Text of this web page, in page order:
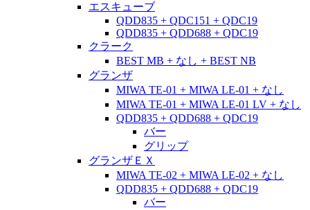
エスキューブ
QDD835 + QDC151 + QDC19
QDD835 + QDD688 + QDC19
クラーク
BEST MB + なし + BEST NB
グランザ
MIWA TE-01 + MIWA LE-01 + なし
MIWA TE-01 + MIWA LE-01 LV + なし
QDD835 + QDD688 + QDC19
バー
グリップ
グランザＥＸ
MIWA TE-02 + MIWA LE-02 + なし
QDD835 + QDD688 + QDC19
バー